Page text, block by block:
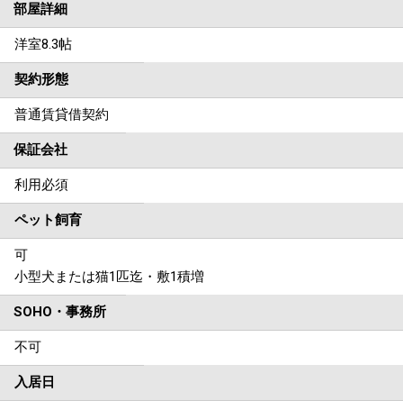
部屋詳細
洋室8.3帖
契約形態
普通賃貸借契約
保証会社
利用必須
ペット飼育
可
小型犬または猫1匹迄・敷1積増
SOHO・事務所
不可
入居日